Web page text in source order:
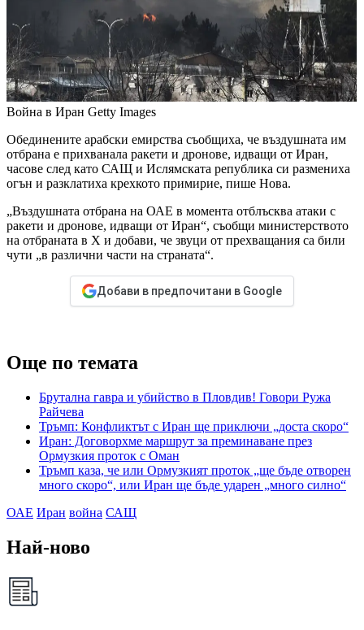
Война в Иран Getty Images
Обединените арабски емирства съобщиха, че въздушната им
отбрана е прихванала ракети и дронове, идващи от Иран,
часове след като САЩ и Ислямската република си размениха
огън и разклатиха крехкото примирие, пише Нова.
„Въздушната отбрана на ОАЕ в момента отблъсква атаки с
ракети и дронове, идващи от Иран“, съобщи министерството
на отбраната в X и добави, че звуци от прехващания са били
чути „в различни части на страната“.
Добави в предпочитани в Google
Още по темата
Брутална гавра и убийство в Пловдив! Говори Ружа
Райчева
Тръмп: Конфликтът с Иран ще приключи „доста скоро“
Иран: Договорхме маршрут за преминаване през
Ормузкия проток с Оман
Тръмп каза, че или Ормузкият проток „ще бъде отворен
много скоро“, или Иран ще бъде ударен „много силно“
ОАЕ Иран война САЩ
Най-ново